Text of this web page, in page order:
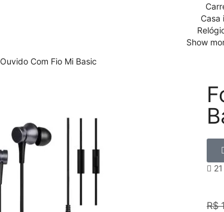
Casa
Show
Com Fio Mi Basic
R$